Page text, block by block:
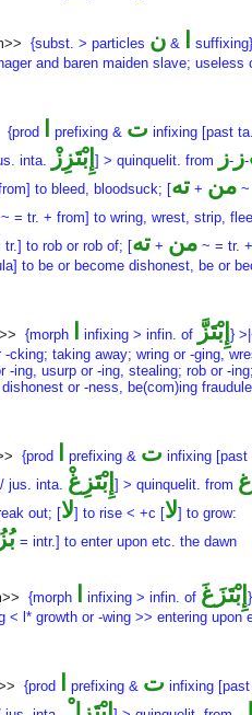
{subst. > particles &ن
and baren maiden slave; useless
{prod prefixing & ت infixing [past
inta. إِبْتَزِزْ ] > quinquelit. from -ز-ز
to bleed, bloodsuck; [ من +ته
~
= tr. + from] to wring, wrest, strip,
to rob or rob of; [ من +ته
~ = tr.
to be or become dishonest, be or
{morph infixing > infin. of إِبْتَزَّ }
-cking; taking away; wring or -ging,
-ing, usurp or -ing, stealing; rob or -
or -ness, be(com)ing
{prod prefixing & ت infixing [past
/ jus. inta. إِبْتَزِغْ ] > quinquelit. from غ
out; [لا] to rise < +c [لا] to grow:
= intr.] to enter upon etc. the dawn
{morph infixing > infin. of إِبْتَزَغَ
< l* growth or -wing >> entering upon
{prod prefixing & ت infixing